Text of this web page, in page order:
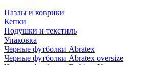
Пазлы и коврики
Кепки
Подушки и текстиль
Упаковка
Черные футболки Abratex
Черные футболки Abratex oversize